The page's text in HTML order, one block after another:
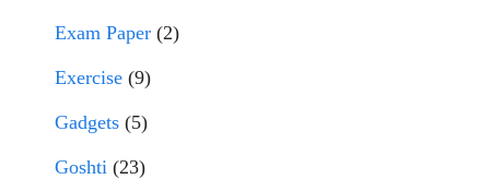
Exam Paper (2)
Exercise (9)
Gadgets (5)
Goshti (23)